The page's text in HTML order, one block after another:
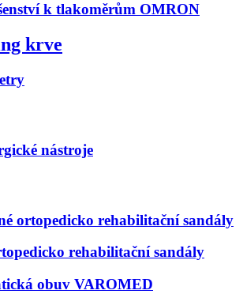
k tlakoměrům OMRON
krve
nástroje
ortopedicko rehabilitační sandály
rehabilitační sandály
obuv VAROMED